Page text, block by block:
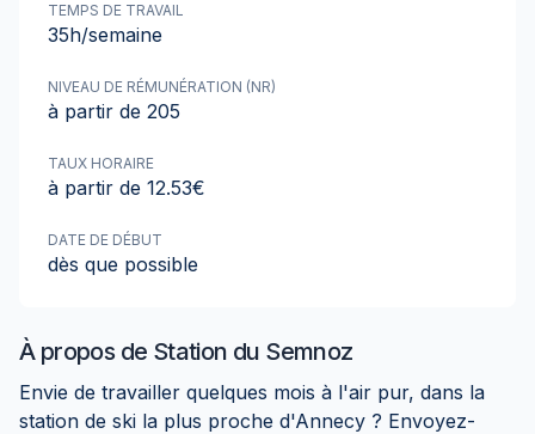
À propos de Station du Semnoz
Envie de travailler quelques mois à l'air pur, dans la
station de ski la plus proche d'Annecy ? Envoyez-
TEMPS DE TRAVAIL
35h/semaine
NIVEAU DE RÉMUNÉRATION (NR)
à partir de 205
TAUX HORAIRE
à partir de 12.53€
DATE DE DÉBUT
dès que possible